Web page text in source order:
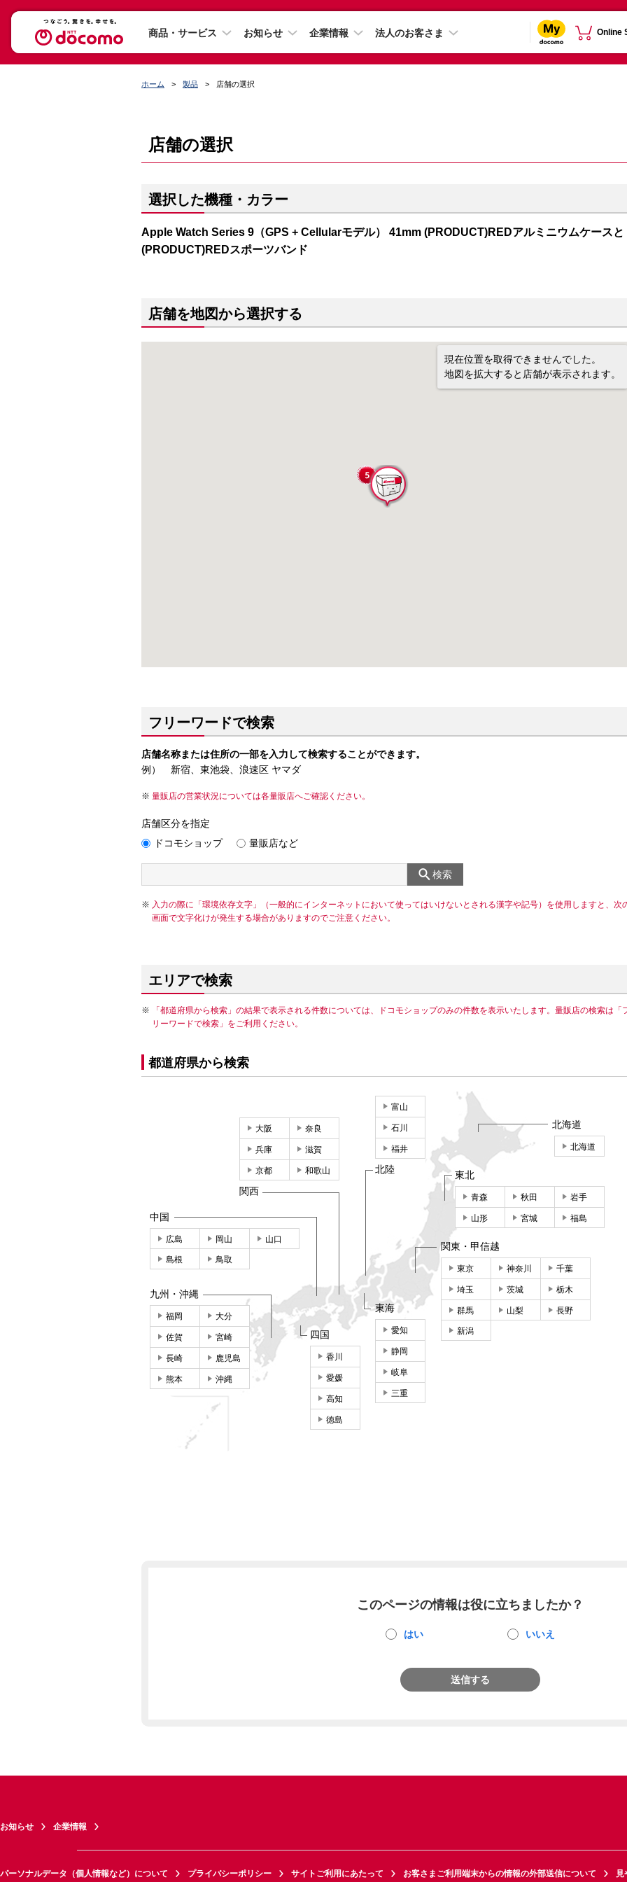
商品・サービス お知らせ 企業情報 法人のお客さま Online
ホーム 製品 店舗の選択
店舗の選択
選択した機種・カラー
Apple Watch Series 9（GPS + Cellularモデル） 41mm (PRODUCT)REDアルミニウムケースと
(PRODUCT)REDスポーツバンド
店舗を地図から選択する
現在位置を取得できませんでした。
地図を拡大すると店舗が表示されます。
フリーワードで検索
店舗名称または住所の一部を入力して検索することができます。
例） 新宿、東池袋、浪速区 ヤマダ
量販店の営業状況については各量販店へご確認ください。
店舗区分を指定
ドコモショップ
量販店など
検索
入力の際に「環境依存文字」（一般的にインターネットにおいて使ってはいけないとされる漢字や記号）を使用しますと、次
画面で文字化けが発生する場合がありますのでご注意ください。
エリアで検索
「都道府県から検索」の結果で表示される件数については、ドコモショップのみの件数を表示いたします。量販店の検索は「
リーワードで検索」をご利用ください。
都道府県から検索
北海道
北海道
東北
青森 秋田 岩手
山形 宮城 福島
関東・甲信越
東京 神奈川 千葉
埼玉 茨城 栃木
群馬 山梨 長野
新潟
東海
愛知
静岡
岐阜
三重
富山
石川
福井
北陸
大阪 奈良
兵庫 滋賀
京都 和歌山
関西
中国
広島 岡山 山口
島根 鳥取
四国
香川
愛媛
高知
徳島
九州・沖縄
福岡 大分
佐賀 宮崎
長崎 鹿児島
熊本 沖縄
このページの情報は役に立ちましたか？
はい いいえ
送信する
お知らせ 企業情報
パーソナルデータ（個人情報など）について プライバシーポリシー サイトご利用にあたって お客さまご利用端末からの情報の外部送信について 見